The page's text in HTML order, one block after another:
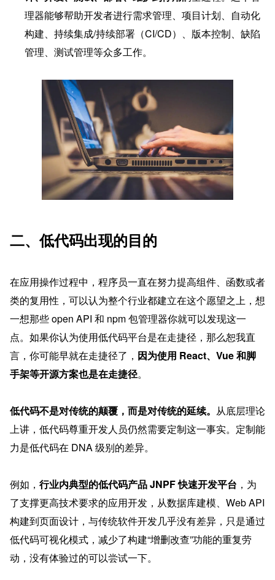
理器能够帮助开发者进行需求管理、项目计划、自动化
构建、持续集成/持续部署（CI/CD）、版本控制、缺陷
管理、测试管理等众多工作。
二、低代码出现的目的
在应用操作过程中，程序员一直在努力提高组件、函数或者
类的复用性，可以认为整个行业都建立在这个愿望之上，想
一想那些 open API 和 npm 包管理器你就可以发现这一
点。如果你认为使用低代码平台是在走捷径，那么恕我直
言，你可能早就在走捷径了， 因为使用 React、Vue 和脚
手架等开源方案也是在走捷径。
低代码不是对传统的颠覆，而是对传统的延续。 从底层理论
上讲，低代码尊重开发人员仍然需要定制这一事实。定制能
力是低代码在 DNA 级别的差异。
例如， 行业内典型的低代码产品 JNPF 快速开发平台 ，为
了支撑更高技术要求的应用开发，从数据库建模、Web API
构建到页面设计，与传统软件开发几乎没有差异，只是通过
低代码可视化模式，减少了构建“增删改查”功能的重复劳
动，没有体验过的可以尝试一下。